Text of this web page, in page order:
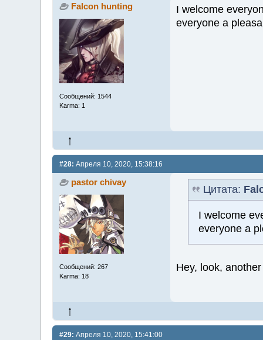
Falcon hunting
Сообщений: 1544
Karma: 1
I welcome
everyone a
#28: Апреля 10, 2020, 15:38:16
pastor chivay
Сообщений: 267
Karma: 18
Цитата:
I welcome
everyone a
Hey, look,
#29: Апреля 10, 2020, 15:41:00